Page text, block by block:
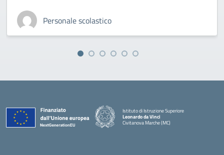
Personale scolastico
Istituto di Istruzione Superiore
Leonardo da Vinci
Civitanova Marche (MC)